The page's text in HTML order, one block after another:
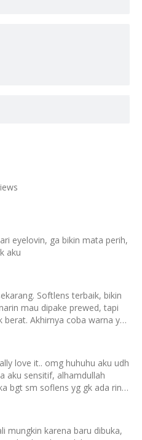
eyelovin, ga bikin mata perih,
aku
Softlens terbaik, bikin
mau dipake prewed, tapi
Akhirnya coba warna yg
love it.. omg huhuhu aku udh
aku sensitif, alhamdullah
bgt sm soflens yg gk ada ring
mungkin karena baru dibuka,